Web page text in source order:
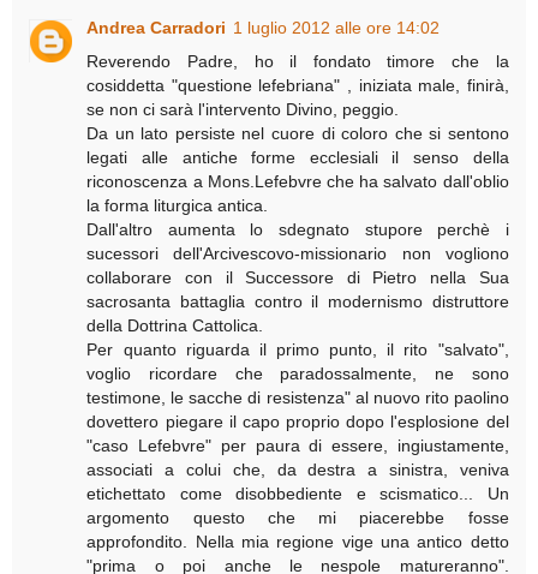
Andrea Carradori 1 luglio 2012 alle ore 14:02
Reverendo Padre, ho il fondato timore che la
cosiddetta "questione lefebriana" , iniziata male, finirà,
se non ci sarà l'intervento Divino, peggio.
Da un lato persiste nel cuore di coloro che si sentono
legati alle antiche forme ecclesiali il senso della
riconoscenza a Mons.Lefebvre che ha salvato dall'oblio
la forma liturgica antica.
Dall'altro aumenta lo sdegnato stupore perchè i
sucessori dell'Arcivescovo-missionario non vogliono
collaborare con il Successore di Pietro nella Sua
sacrosanta battaglia contro il modernismo distruttore
della Dottrina Cattolica.
Per quanto riguarda il primo punto, il rito "salvato",
voglio ricordare che paradossalmente, ne sono
testimone, le sacche di resistenza" al nuovo rito paolino
dovettero piegare il capo proprio dopo l'esplosione del
"caso Lefebvre" per paura di essere, ingiustamente,
associati a colui che, da destra a sinistra, veniva
etichettato come disobbediente e scismatico... Un
argomento questo che mi piacerebbe fosse
approfondito. Nella mia regione vige una antico detto
"prima o poi anche le nespole matureranno".